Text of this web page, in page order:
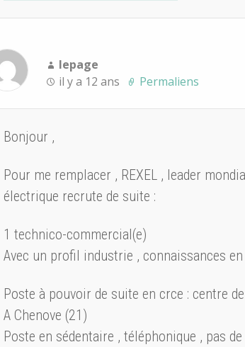
lepage
il y a 12 ans
Permaliens
Bonjour ,
Pour me remplacer , REXEL , leader
électrique recrute de suite :
1 technico-commercial(e)
Avec un profil industrie , connaissances
Poste à pouvoir de suite en crce : centre
A Chenove (21)
Poste en sédentaire , téléphonique , pas